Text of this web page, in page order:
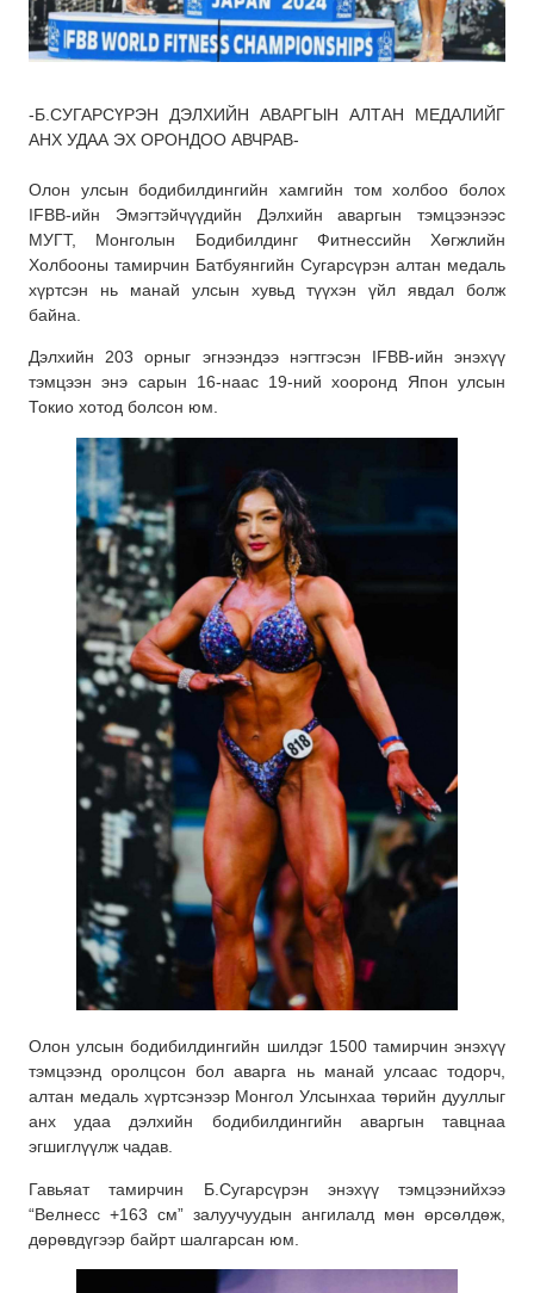
-Б.СУГАРСҮРЭН ДЭЛХИЙН АВАРГЫН АЛТАН МЕДАЛИЙГ
АНХ УДАА ЭХ ОРОНДОО АВЧРАВ-
Олон улсын бодибилдингийн хамгийн том холбоо болох
IFBB-ийн Эмэгтэйчүүдийн Дэлхийн аваргын тэмцээнээс
МУГТ, Монголын Бодибилдинг Фитнессийн Хөгжлийн
Холбооны тамирчин Батбуянгийн Сугарсүрэн алтан медаль
хүртсэн нь манай улсын хувьд түүхэн үйл явдал болж
байна.
Дэлхийн 203 орныг эгнээндээ нэгтгэсэн IFBB-ийн энэхүү
тэмцээн энэ сарын 16-наас 19-ний хооронд Япон улсын
Токио хотод болсон юм.
Олон улсын бодибилдингийн шилдэг 1500 тамирчин энэхүү
тэмцээнд оролцсон бол аварга нь манай улсаас тодорч,
алтан медаль хүртсэнээр Монгол Улсынхаа төрийн дууллыг
анх удаа дэлхийн бодибилдингийн аваргын тавцнаа
эгшиглүүлж чадав.
Гавьяат тамирчин Б.Сугарсүрэн энэхүү тэмцээнийхээ
“Велнесс +163 см” залуучуудын ангилалд мөн өрсөлдөж,
дөрөвдүгээр байрт шалгарсан юм.